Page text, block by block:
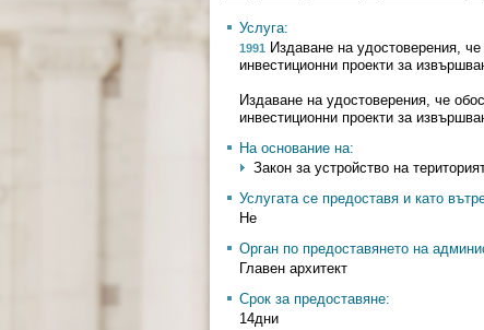
Услуга:
1991 Издаване на удостоверения,
инвестиционни проекти за
Издаване на удостоверения, че
инвестиционни проекти за
На основание на:
Закон за устройство на
Услугата се предоставя и като
Не
Орган по предоставянето на
Главен архитект
Срок за предоставяне:
14дни